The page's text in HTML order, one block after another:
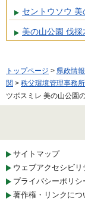
セントウソウ 美
美の山公園 伐
トップページ > 県政情
関 > 秩父環境管理事務所
ツボスミレ 美の山公園
サイトマップ
ウェブアクセシビリ
プライバシーポリ
著作権・リンクにつ